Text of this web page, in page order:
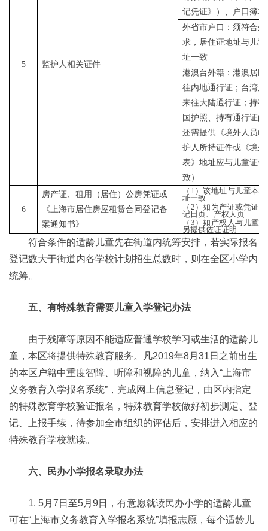
5 监护人相关证件
记凭证》）、户口簿本
外省市户口：须符合
求，居住证地址与儿
址一致
港澳台外籍：港澳居
往内地通行证；台湾
来往大陆通行证；持
国护照、持有通行证
还需提供《境外人员
护人所持证件或《境
表》地址应与儿童证
致）
6
房产证、租用（居住）公房凭证或
《上海市居住房屋租赁合同登记备
案通知书》
（1）该地址与儿童本
址一致
（2）如为产证或凭证
记日页、产权人页
（3）如产权人与儿童
另提供佐证证明
符合条件的适龄儿童先在街道内统筹安排，若实际报名
登记数大于街道内各学校计划招生总数时，则在全区小学内
统筹。
五、有特殊教育需要儿童入学登记办法
由于残障等原因不能适应普通学校学习或生活的适龄儿
童，本区将提供特殊教育服务。凡2019年8月31日之前出生
的本区户籍中重度智障、听障和视障的儿童，纳入“上海市
义务教育入学报名系统”，完成网上信息登记，由区内指定
的特殊教育学校验证报名，特殊教育学校做好初步测定、登
记、上报手续，待参加全市组织的评估后，安排进入相应的
特殊教育学校就读。
六、民办小学报名录取办法
1. 5月7日至5月9日，有意愿就读民办小学的适龄儿童
可在“上海市义务教育入学报名系统”填报志愿，每个适龄儿